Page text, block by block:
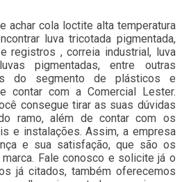
achar cola loctite alta temperatura
luva tricotada pigmentada,
registros , correia industrial, luva
pigmentadas, entre outras
do segmento de plásticos e
contar com a Comercial Lester.
consegue tirar as suas dúvidas
ramo, além de contar com os
e instalações. Assim, a empresa
e sua satisfação, que são os
Fale conosco e solicite já o
já citados, também oferecemos